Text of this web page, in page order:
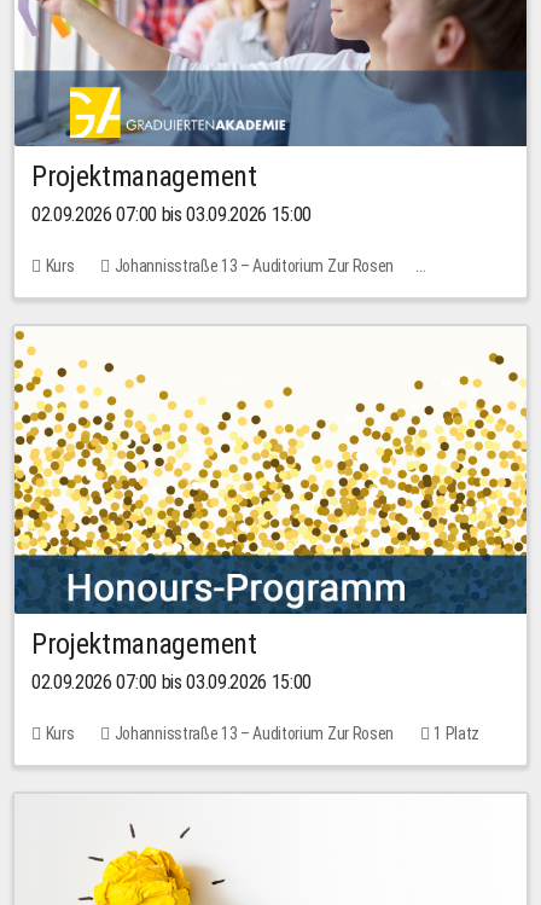
Projektmanagement
02.09.2026 07:00 bis 03.09.2026 15:00
Kurs
Johannisstraße 13 – Auditorium Zur Rosen
Keine freien Plätze
30,00 EUR
Projektmanagement
02.09.2026 07:00 bis 03.09.2026 15:00
Kurs Johannisstraße 13 – Auditorium Zur Rosen 1 Platz